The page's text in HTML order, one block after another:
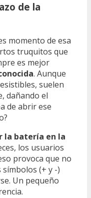
de la
momento de esa
truquitos que
es mejor
. Aunque
suelen
dañando el
de abrir ese
la batería en la
los usuarios
provoca que no
(+ y -)
Un pequeño